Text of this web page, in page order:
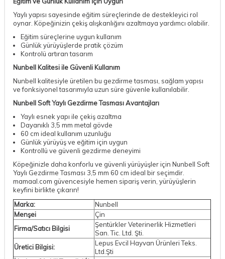
Yaylı yapısı sayesinde eğitim süreçlerinde de destekleyici rol
oynar. Köpeğinizin çekiş alışkanlığını azaltmaya yardımcı olabilir.
Eğitim süreçlerine uygun kullanım
Günlük yürüyüşlerde pratik çözüm
Kontrolü artıran tasarım
Nunbell Kalitesi ile Güvenli Kullanım
Nunbell kalitesiyle üretilen bu gezdirme tasması, sağlam yapısı
ve fonksiyonel tasarımıyla uzun süre güvenle kullanılabilir.
Nunbell Soft Yaylı Gezdirme Tasması Avantajları
Yaylı esnek yapı ile çekiş azaltma
Dayanıklı 3,5 mm metal gövde
60 cm ideal kullanım uzunluğu
Günlük yürüyüş ve eğitim için uygun
Kontrollü ve güvenli gezdirme deneyimi
Köpeğinizle daha konforlu ve güvenli yürüyüşler için Nunbell Soft
Yaylı Gezdirme Tasması 3,5 mm 60 cm ideal bir seçimdir.
mamaal.com güvencesiyle hemen sipariş verin, yürüyüşlerin
keyfini birlikte çıkarın!
Marka:
Nunbell
Menşei
Çin
Firma/Satıcı Bilgisi
Şentürkler Veterinerlik Hizmetleri
San. Tic. Ltd. Şti.
Üretici Bilgisi:
Lepus Evcil Hayvan Ürünleri Teks.
Ltd.Şti